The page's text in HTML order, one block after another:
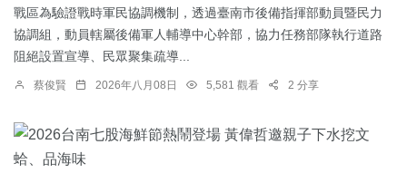
戰區為驗證戰時軍民協調機制，透過臺南市後備指揮部動員暨民力
協調組，動員轄屬後備軍人輔導中心幹部，協力任務部隊執行道路
阻絕設置宣導、民眾聚集疏導...
蔡俊賢 2026年八月08日 5,581 觀看 2 分享